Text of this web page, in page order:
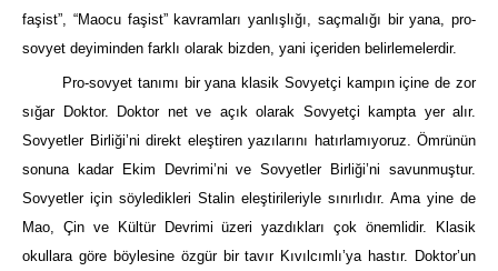
faşist”, “Maocu faşist” kavramları yanlışlığı, saçmalığı bir yana, pro-
sovyet deyiminden farklı olarak bizden, yani içeriden belirlemelerdir.
Pro-sovyet tanımı bir yana klasik Sovyetçi kampın içine de zor
sığar Doktor. Doktor net ve açık olarak Sovyetçi kampta yer alır.
Sovyetler Birliği’ni direkt eleştiren yazılarını hatırlamıyoruz. Ömrünün
sonuna kadar Ekim Devrimi’ni ve Sovyetler Birliği’ni savunmuştur.
Sovyetler için söyledikleri Stalin eleştirileriyle sınırlıdır. Ama yine de
Mao, Çin ve Kültür Devrimi üzeri yazdıkları çok önemlidir. Klasik
okullara göre böylesine özgür bir tavır Kıvılcımlı’ya hastır. Doktor’un